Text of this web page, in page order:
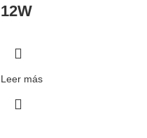
12W
Leer más